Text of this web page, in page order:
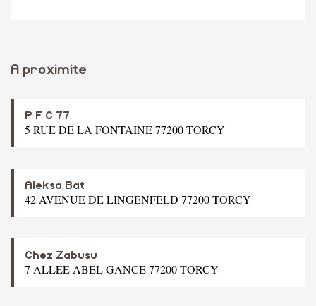
A proximite
P F C 77
5 RUE DE LA FONTAINE 77200 TORCY
Aleksa Bat
42 AVENUE DE LINGENFELD 77200 TORCY
Chez Zabusu
7 ALLEE ABEL GANCE 77200 TORCY